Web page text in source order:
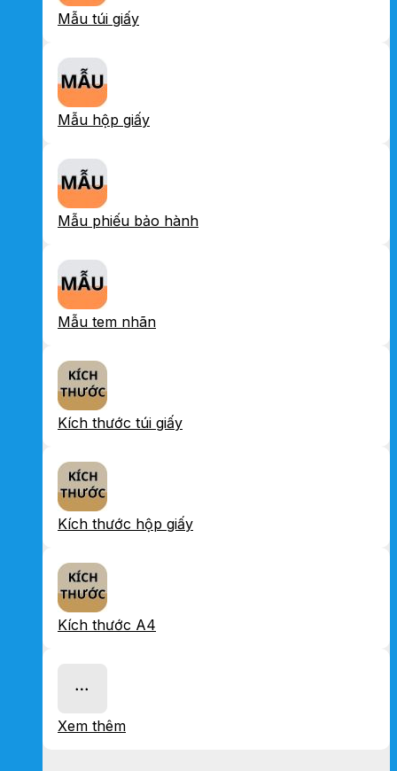
Mẫu túi giấy
Mẫu hộp giấy
Mẫu phiếu bảo hành
Mẫu tem nhãn
Kích thước túi giấy
Kích thước hộp giấy
Kích thước A4
Xem thêm